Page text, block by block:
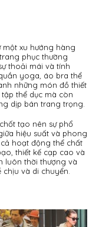
một xu hướng hàng
phục thường
thoải mái và tính
yoga, áo bra thể
những món đồ thiết
thể dục mà còn
dịp bán trang trọng.
tạo nên sự phổ
hiệu suất và phong
hoạt động thể chất
thiết kế cạp cao và
luôn thời thượng và
và di chuyển.